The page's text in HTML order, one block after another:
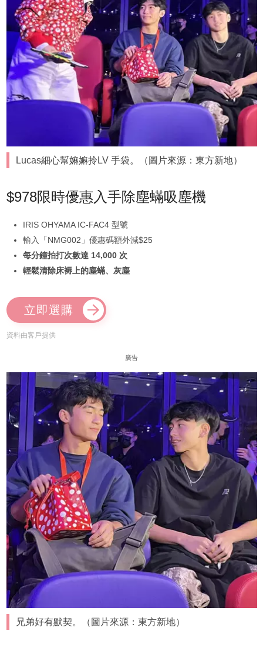
Lucas細心幫嫲嫲拎LV 手袋。（圖片來源：東方新地）
$978限時優惠入手除塵蟎吸塵機
IRIS OHYAMA IC-FAC4 型號
輸入「NMG002」優惠碼額外減$25
每分鐘拍打次數達 14,000 次
輕鬆清除床褥上的塵蟎、灰塵
立即選購
資料由客戶提供
廣告
兄弟好有默契。（圖片來源：東方新地）